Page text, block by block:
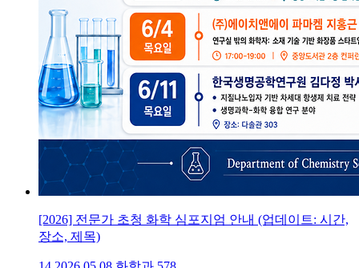
[2026] 전문가 초청 화학 심포지엄 안내 (업데이트: 시간,
장소, 제목)